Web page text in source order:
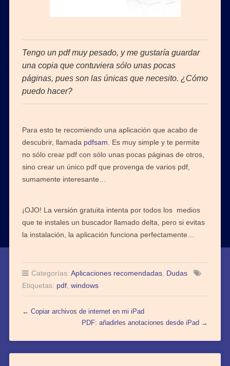
Tengo un pdf muy pesado, y me gustaría guardar
una copia que contuviera sólo unas pocas
páginas, pues son las únicas que necesito. ¿Cómo
puedo hacer?
Para esto te recomiendo una aplicación que acabo de
descubrir, llamada pdfsam . Es muy simple y te permite
no sólo crear pdf con sólo unas pocas páginas de otros,
sino crear un único pdf que provenga de varios pdf,
sumamente interesante…
¡OJO! La versión gratuita intenta por todos los medios
que te instales un buscador llamado delta, pero si evitas
la instalación, la aplicación funciona perfectamente…
Categorías: Aplicaciones recomendadas, Dudas
Etiquetas: pdf, windows
← Copiar archivos de internet en mi iPad
PDF: añadirles anotaciones desde iPad →